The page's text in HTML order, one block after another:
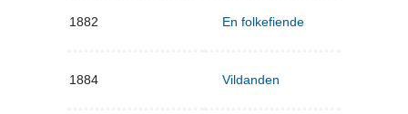
1882 En folkefiende
1884 Vildanden